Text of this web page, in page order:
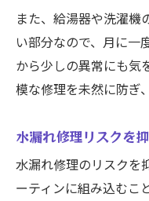
また、給湯器や洗濯機
い部分なので、月に一
から少しの異常にも気
模な修理を未然に防ぎ
水漏れ修理リスクを
水漏れ修理のリスクを
ーティンに組み込むこ